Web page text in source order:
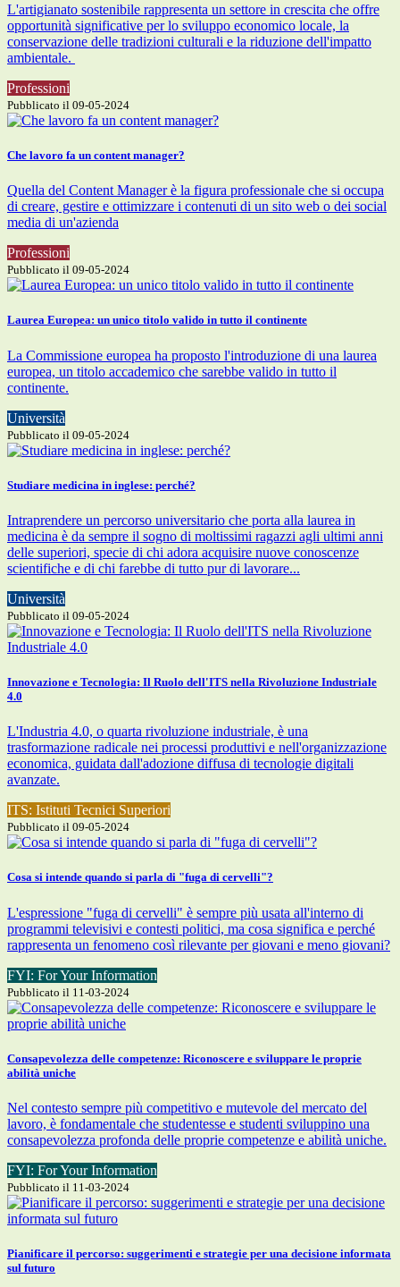
L'artigianato sostenibile rappresenta un settore in crescita che offre
opportunità significative per lo sviluppo economico locale, la
conservazione delle tradizioni culturali e la riduzione dell'impatto
ambientale.
Professioni
Pubblicato il 09-05-2024
Che lavoro fa un content manager?
Quella del Content Manager è la figura professionale che si occupa
di creare, gestire e ottimizzare i contenuti di un sito web o dei social
media di un'azienda
Professioni
Pubblicato il 09-05-2024
Laurea Europea: un unico titolo valido in tutto il continente
La Commissione europea ha proposto l'introduzione di una laurea
europea, un titolo accademico che sarebbe valido in tutto il
continente.
Università
Pubblicato il 09-05-2024
Studiare medicina in inglese: perché?
Intraprendere un percorso universitario che porta alla laurea in
medicina è da sempre il sogno di moltissimi ragazzi agli ultimi anni
delle superiori, specie di chi adora acquisire nuove conoscenze
scientifiche e di chi farebbe di tutto pur di lavorare...
Università
Pubblicato il 09-05-2024
Innovazione e Tecnologia: Il Ruolo dell'ITS nella Rivoluzione Industriale
4.0
L'Industria 4.0, o quarta rivoluzione industriale, è una
trasformazione radicale nei processi produttivi e nell'organizzazione
economica, guidata dall'adozione diffusa di tecnologie digitali
avanzate.
ITS: Istituti Tecnici Superiori
Pubblicato il 09-05-2024
Cosa si intende quando si parla di "fuga di cervelli"?
L'espressione "fuga di cervelli" è sempre più usata all'interno di
programmi televisivi e contesti politici, ma cosa significa e perché
rappresenta un fenomeno così rilevante per giovani e meno giovani?
FYI: For Your Information
Pubblicato il 11-03-2024
Consapevolezza delle competenze: Riconoscere e sviluppare le proprie
abilità uniche
Nel contesto sempre più competitivo e mutevole del mercato del
lavoro, è fondamentale che studentesse e studenti sviluppino una
consapevolezza profonda delle proprie competenze e abilità uniche.
FYI: For Your Information
Pubblicato il 11-03-2024
Pianificare il percorso: suggerimenti e strategie per una decisione informata
sul futuro